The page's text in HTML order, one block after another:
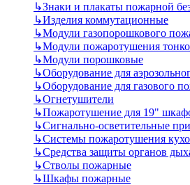
↳Знаки и плакаты пожарной
↳Изделия коммутационные
↳Модули газопорошкового
↳Модули пожаротушения
↳Модули порошковые
↳Оборудование для
↳Оборудование для газового
↳Огнетушители
↳Пожаротушение для 19"
↳Сигнально-осветительные
↳Системы пожаротушения
↳Средства защиты органов
↳Стволы пожарные
↳Шкафы пожарные